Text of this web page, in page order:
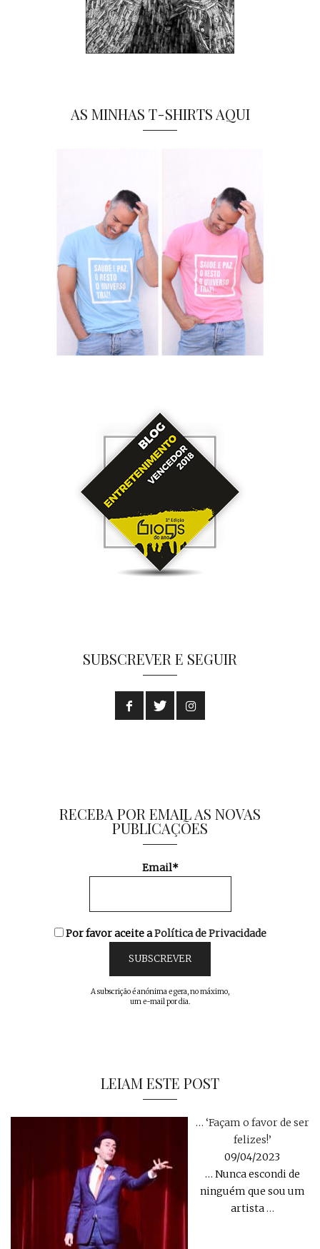
AS MINHAS T-SHIRTS AQUI
SUBSCREVER E SEGUIR
RECEBA POR EMAIL AS NOVAS
PUBLICAÇÕES
Email*
Por favor aceite aPolítica de Privacidade
A subscrição é anónima e gera, no máximo,
um e-mail por dia.
LEIAM ESTE POST
… ‘Façam o favor de ser
felizes!’
09/04/2023
… Nunca escondi de
ninguém que sou um
artista…